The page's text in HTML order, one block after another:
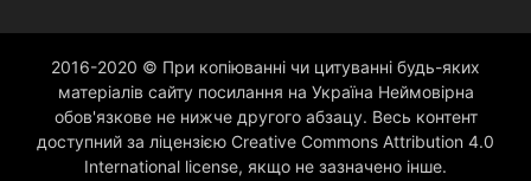
2016-2020 © При копіюванні чи цитуванні будь-яких
матеріалів сайту посилання на Україна Неймовірна
обов'язкове не нижче другого абзацу. Весь контент
доступний за ліцензією Creative Commons Attribution 4.0
International license, якщо не зазначено інше.